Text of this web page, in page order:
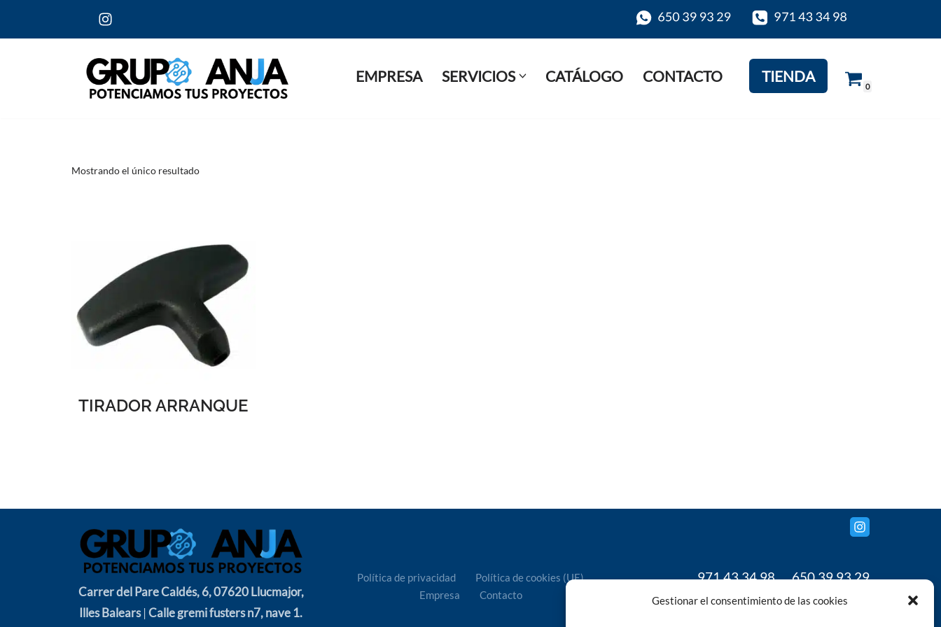
Gestionar el consentimiento de las cookies
Saltar
EMPRESA SERVICIOS CATÁLOGO CONTACTO TIENDA
0
Mostrando el único resultado
TIRADOR ARRANQUE
Carrer del Pare Caldés, 6, 07620 Llucmajor,
Illes Balears|Calle gremi fusters n7, nave 1.
Política de privacidad
Política de cookies (UE)
Empresa
Contacto
971 43 34 98650 39 93 29
www.grupoanja.com